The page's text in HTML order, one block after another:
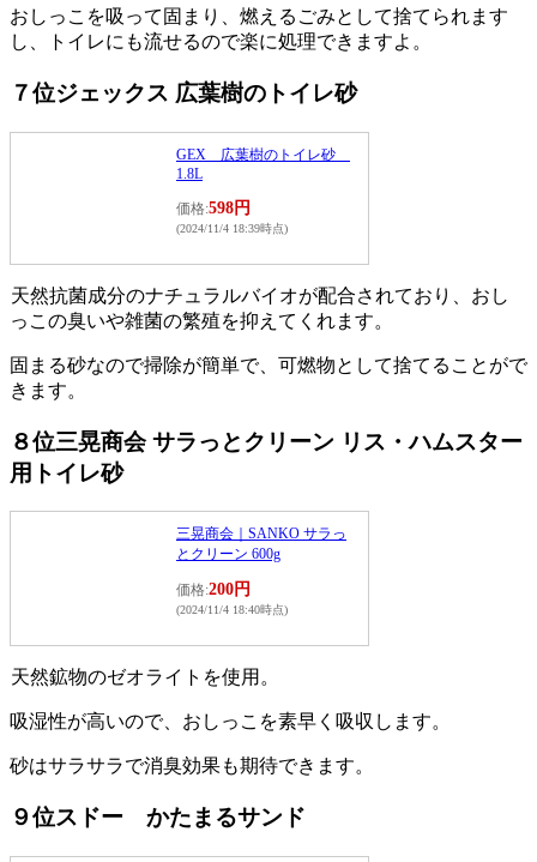
おしっこを吸って固まり、燃えるごみとして捨てられます
し、トイレにも流せるので楽に処理できますよ。
７位ジェックス 広葉樹のトイレ砂
GEX 広葉樹のトイレ砂
1.8L
価格:598円
(2024/11/4 18:39時点)
天然抗菌成分のナチュラルバイオが配合されており、おし
っこの臭いや雑菌の繁殖を抑えてくれます。
固まる砂なので掃除が簡単で、可燃物として捨てることがで
きます。
８位三晃商会 サラっとクリーン リス・ハムスター
用トイレ砂
三晃商会｜SANKO サラっ
とクリーン 600g
価格:200円
(2024/11/4 18:40時点)
天然鉱物のゼオライトを使用。
吸湿性が高いので、おしっこを素早く吸収します。
砂はサラサラで消臭効果も期待できます。
９位スドー かたまるサンド